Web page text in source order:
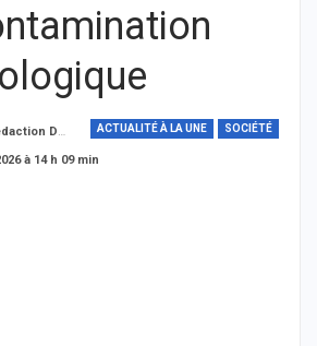
ACTUALITÉ À LA UNE SOCIÉTÉ
THIEYSENEGAL.com
à 14 h 09 min